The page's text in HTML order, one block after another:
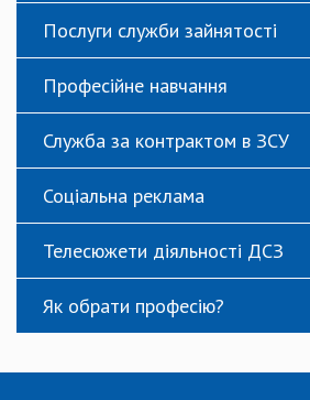
Послуги служби зайнятості
Професійне навчання
Служба за контрактом в ЗСУ
Соціальна реклама
Телесюжети діяльності ДСЗ
Як обрати професію?